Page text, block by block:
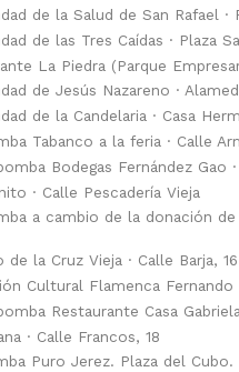
de la Salud de San Rafael
de las Tres Caídas · Plaza
La Piedra (Parque
de Jesús Nazareno ·
de la Candelaria · Casa
Tabanco a la feria · Calle
Bodegas Fernández Gao
· Calle Pescadería Vieja
a cambio de la donación
de la Cruz Vieja · Calle Barja, 16
Cultural Flamenca
Restaurante Casa
· Calle Francos, 18
Puro Jerez. Plaza del